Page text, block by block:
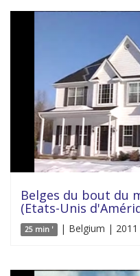
Belges du bout du
(Etats-Unis
25 min ' | Belgium | 2011